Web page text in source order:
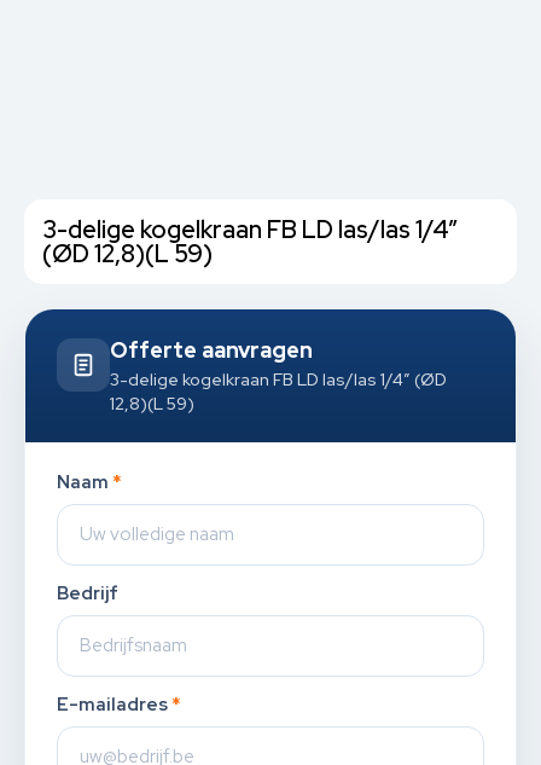
3-delige kogelkraan FB LD las/las 1/4”
(ØD 12,8)(L 59)
Offerte aanvragen
3-delige kogelkraan FB LD las/las 1/4” (ØD
12,8)(L 59)
Naam *
Bedrijf
E-mailadres *